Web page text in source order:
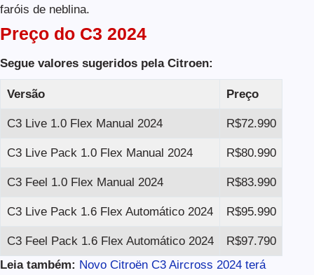
faróis de neblina.
Preço do C3 2024
Segue valores sugeridos pela Citroen:
Versão Preço
C3 Live 1.0 Flex Manual 2024 R$72.990
C3 Live Pack 1.0 Flex Manual 2024 R$80.990
C3 Feel 1.0 Flex Manual 2024 R$83.990
C3 Live Pack 1.6 Flex Automático 2024 R$95.990
C3 Feel Pack 1.6 Flex Automático 2024
R$97.790
Leia também: Novo Citroën C3 Aircross 2024 terá